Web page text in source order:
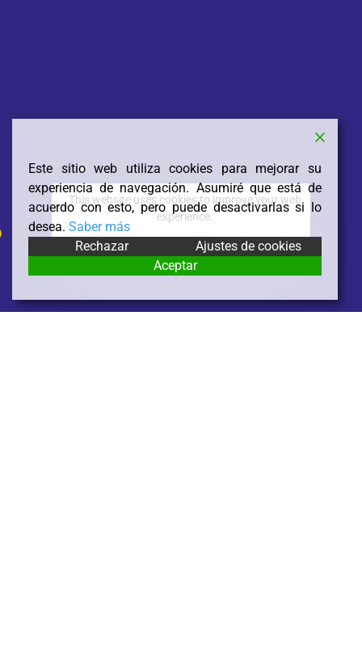
Este sitio web utiliza cookies para mejorar su
experiencia de navegación. Asumiré que está de
acuerdo con esto, pero puede desactivarlas si lo
desea. Saber más
Rechazar
Ajustes de cookies
Aceptar
This website uses cookies to improve your web
experience.
Accept